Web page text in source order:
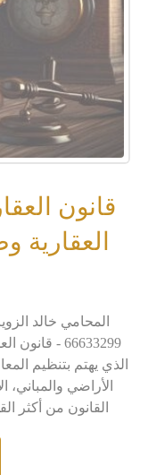
قانون
المحامي خالد
66633299 -
الذي يهتم بتنظيم
الأراضي والمباني،
القانون من أكثر